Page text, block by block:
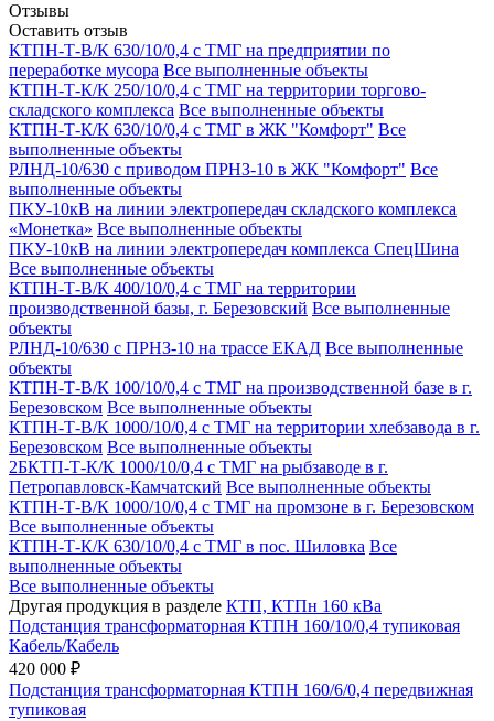
Отзывы
Оставить отзыв
КТПН-Т-В/К 630/10/0,4 с ТМГ на предприятии по
переработке мусора Все выполненные объекты
КТПН-Т-К/К 250/10/0,4 с ТМГ на территории торгово-
складского комплекса Все выполненные объекты
КТПН-Т-К/К 630/10/0,4 с ТМГ в ЖК "Комфорт" Все
выполненные объекты
РЛНД-10/630 с приводом ПРНЗ-10 в ЖК "Комфорт" Все
выполненные объекты
ПКУ-10кВ на линии электропередач складского комплекса
«Монетка» Все выполненные объекты
ПКУ-10кВ на линии электропередач комплекса СпецШина
Все выполненные объекты
КТПН-Т-В/К 400/10/0,4 с ТМГ на территории
производственной базы, г. Березовский Все выполненные
объекты
РЛНД-10/630 с ПРНЗ-10 на трассе ЕКАД Все выполненные
объекты
КТПН-Т-В/К 100/10/0,4 с ТМГ на производственной базе в г.
Березовском Все выполненные объекты
КТПН-Т-В/К 1000/10/0,4 с ТМГ на территории хлебзавода в г.
Березовском Все выполненные объекты
2БКТП-Т-К/К 1000/10/0,4 с ТМГ на рыбзаводе в г.
Петропавловск-Камчатский Все выполненные объекты
КТПН-Т-В/К 1000/10/0,4 с ТМГ на промзоне в г. Березовском
Все выполненные объекты
КТПН-Т-К/К 630/10/0,4 с ТМГ в пос. Шиловка Все
выполненные объекты
Все выполненные объекты
Другая продукция в разделе КТП, КТПн 160 кВа
Подстанция трансформаторная КТПН 160/10/0,4 тупиковая
Кабель/Кабель
420 000 ₽
Подстанция трансформаторная КТПН 160/6/0,4 передвижная
тупиковая